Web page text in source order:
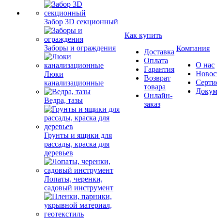
Забор 3D секционный
Заборы и ограждения
Люки
канализационные
Ведра, тазы
Грунты и ящики для
рассады, краска для
деревьев
Лопаты, черенки,
садовый инструмент
Как купить
Доставка
Оплата
Гарантия
Возврат
товара
Онлайн-
заказ
Компания
О нас